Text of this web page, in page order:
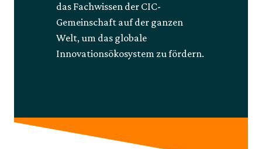
das Fachwissen der CIC-
Gemeinschaft auf der ganzen
Welt, um das globale
Innovationsökosystem zu fördern.